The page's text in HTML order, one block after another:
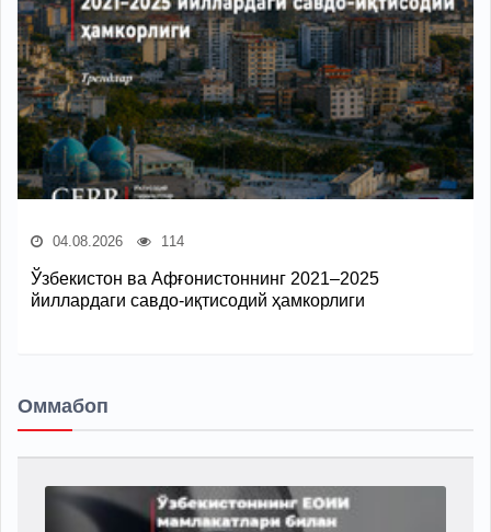
04.08.2026 114
Ўзбекистон ва Афғонистоннинг 2021–2025
йиллардаги савдо-иқтисодий ҳамкорлиги
Оммабоп